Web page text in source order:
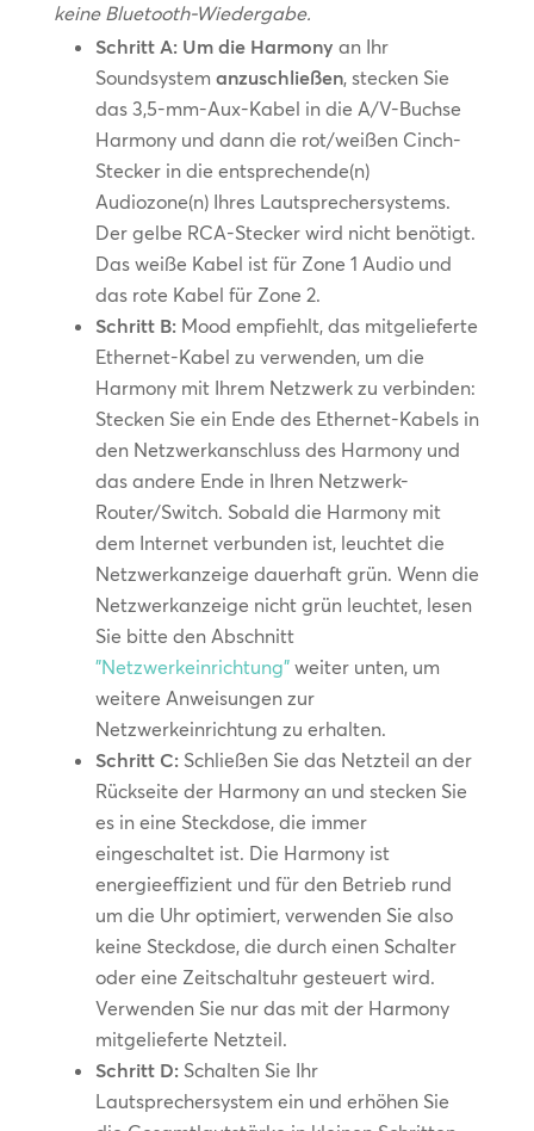
keine Bluetooth-Wiedergabe.
Schritt A: Um die Harmony an Ihr
Soundsystem anzuschließen, stecken Sie
das 3,5-mm-Aux-Kabel in die A/V-Buchse
Harmony und dann die rot/weißen Cinch-
Stecker in die entsprechende(n)
Audiozone(n) Ihres Lautsprechersystems.
Der gelbe RCA-Stecker wird nicht benötigt.
Das weiße Kabel ist für Zone 1 Audio und
das rote Kabel für Zone 2.
Schritt B:Mood empfiehlt, das mitgelieferte
Ethernet-Kabel zu verwenden, um die
Harmony mit Ihrem Netzwerk zu verbinden:
Stecken Sie ein Ende des Ethernet-Kabels in
den Netzwerkanschluss des Harmony und
das andere Ende in Ihren Netzwerk-
Router/Switch. Sobald die Harmony mit
dem Internet verbunden ist, leuchtet die
Netzwerkanzeige dauerhaft grün. Wenn die
Netzwerkanzeige nicht grün leuchtet, lesen
Sie bitte den Abschnitt
"Netzwerkeinrichtung"weiter unten, um
weitere Anweisungen zur
Netzwerkeinrichtung zu erhalten.
Schritt C:Schließen Sie das Netzteil an der
Rückseite der Harmony an und stecken Sie
es in eine Steckdose, die immer
eingeschaltet ist. Die Harmony ist
energieeffizient und für den Betrieb rund
um die Uhr optimiert, verwenden Sie also
keine Steckdose, die durch einen Schalter
oder eine Zeitschaltuhr gesteuert wird.
Verwenden Sie nur das mit der Harmony
mitgelieferte Netzteil.
Schritt D:Schalten Sie Ihr
Lautsprechersystem ein und erhöhen Sie